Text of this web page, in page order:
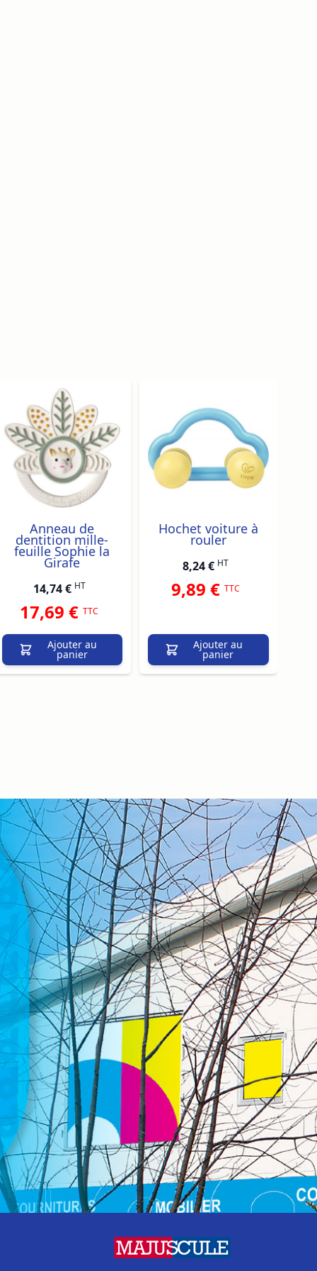
to carousel navigation using the skip links.
Anneau de
dentition mille-
feuille Sophie la
Girafe
14,74 € HT
17,69 €TTC
Ajouter au
panier
Hochet voiture à
rouler
8,24 € HT
9,89 €TTC
Ajouter au
panier